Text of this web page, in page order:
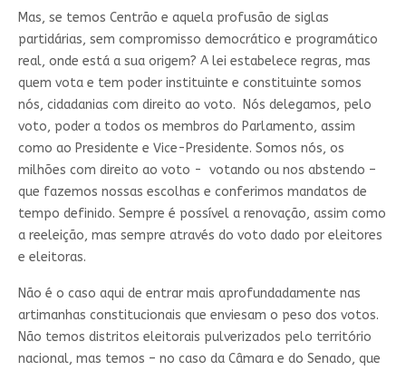
Mas, se temos Centrão e aquela profusão de siglas
partidárias, sem compromisso democrático e programático
real, onde está a sua origem? A lei estabelece regras, mas
quem vota e tem poder instituinte e constituinte somos
nós, cidadanias com direito ao voto. Nós delegamos, pelo
voto, poder a todos os membros do Parlamento, assim
como ao Presidente e Vice-Presidente. Somos nós, os
milhões com direito ao voto - votando ou nos abstendo –
que fazemos nossas escolhas e conferimos mandatos de
tempo definido. Sempre é possível a renovação, assim como
a reeleição, mas sempre através do voto dado por eleitores
e eleitoras.
Não é o caso aqui de entrar mais aprofundadamente nas
artimanhas constitucionais que enviesam o peso dos votos.
Não temos distritos eleitorais pulverizados pelo território
nacional, mas temos – no caso da Câmara e do Senado, que